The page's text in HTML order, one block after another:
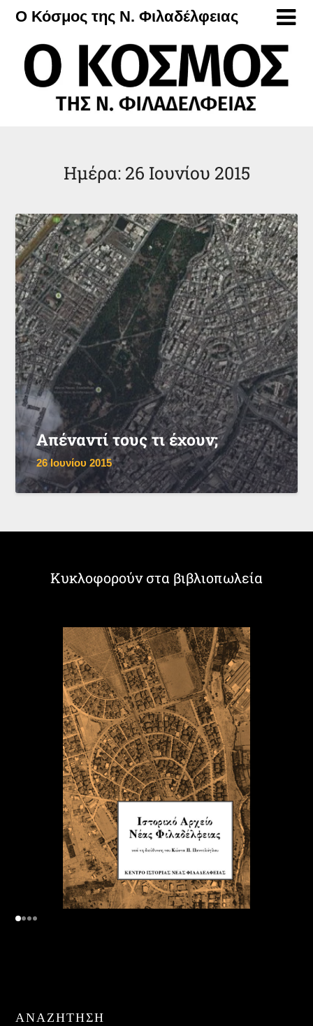
Μετάβαση
περιεχόμενο
Ο Κόσμος της Ν. Φιλαδέλφειας
Ημέρα: 26 Ιουνίου 2015
Απέναντί τους τι έχουν;
26 Ιουνίου 2015
Κυκλοφορούν στα βιβλιοπωλεία
ΑΝΑΖΉΤΗΣΗ